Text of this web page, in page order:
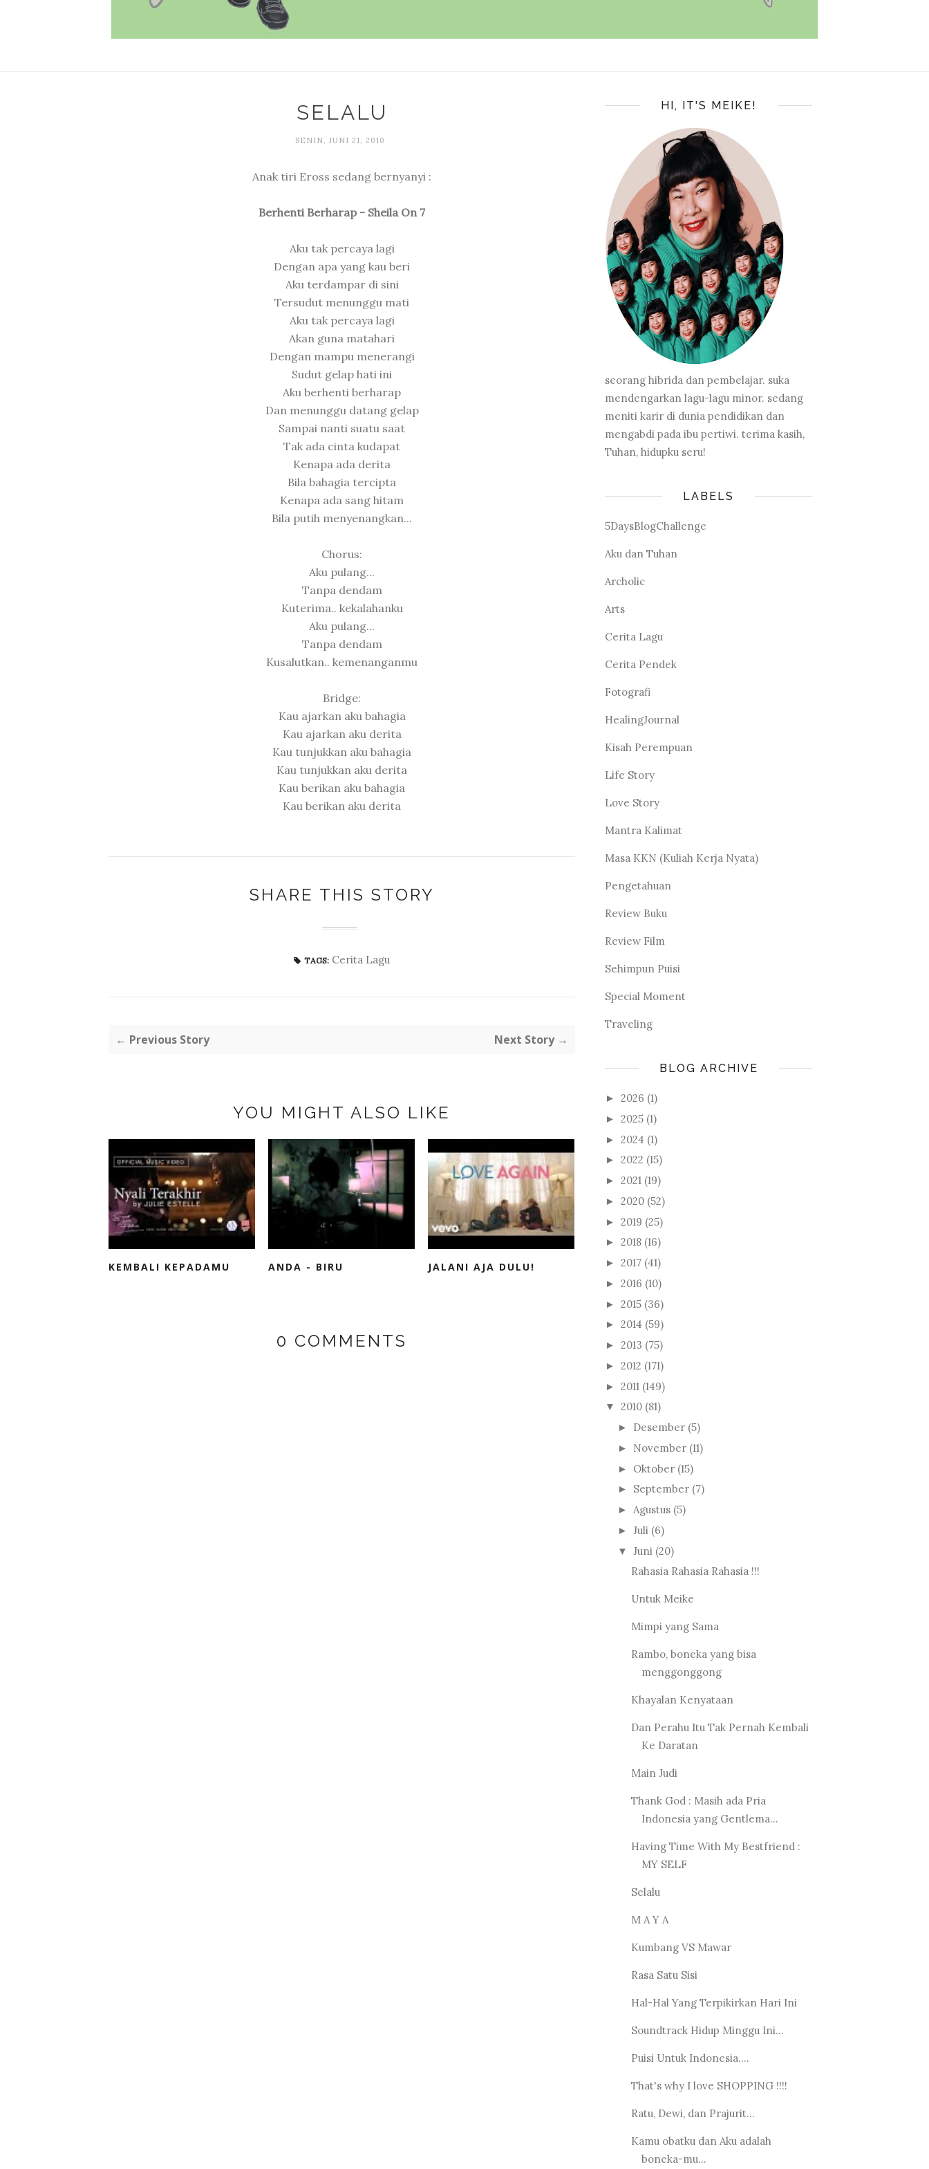
SELALU
SENIN, JUNI 21, 2010
Anak tiri Eross sedang bernyanyi :
Berhenti Berharap - Sheila On 7
Aku tak percaya lagi
Dengan apa yang kau beri
Aku terdampar di sini
Tersudut menunggu mati
Aku tak percaya lagi
Akan guna matahari
Dengan mampu menerangi
Sudut gelap hati ini
Aku berhenti berharap
Dan menunggu datang gelap
Sampai nanti suatu saat
Tak ada cinta kudapat
Kenapa ada derita
Bila bahagia tercipta
Kenapa ada sang hitam
Bila putih menyenangkan...
Chorus:
Aku pulang...
Tanpa dendam
Kuterima.. kekalahanku
Aku pulang...
Tanpa dendam
Kusalutkan.. kemenanganmu
Bridge:
Kau ajarkan aku bahagia
Kau ajarkan aku derita
Kau tunjukkan aku bahagia
Kau tunjukkan aku derita
Kau berikan aku bahagia
Kau berikan aku derita
SHARE THIS STORY
TAGS: Cerita Lagu
← Previous Story Next Story →
YOU MIGHT ALSO LIKE
KEMBALI KEPADAMU ANDA - BIRU JALANI AJA DULU!
0 COMMENTS
HI, IT'S MEIKE!
seorang hibrida dan pembelajar. suka
mendengarkan lagu-lagu minor. sedang
meniti karir di dunia pendidikan dan
mengabdi pada ibu pertiwi. terima kasih,
Tuhan, hidupku seru!
LABELS
5DaysBlogChallenge
Aku dan Tuhan
Archolic
Arts
Cerita Lagu
Cerita Pendek
Fotografi
HealingJournal
Kisah Perempuan
Life Story
Love Story
Mantra Kalimat
Masa KKN (Kuliah Kerja Nyata)
Pengetahuan
Review Buku
Review Film
Sehimpun Puisi
Special Moment
Traveling
BLOG ARCHIVE
► 2026 (1)
► 2025 (1)
► 2024 (1)
► 2022 (15)
► 2021 (19)
► 2020 (52)
► 2019 (25)
► 2018 (16)
► 2017 (41)
► 2016 (10)
► 2015 (36)
► 2014 (59)
► 2013 (75)
► 2012 (171)
► 2011 (149)
▼ 2010 (81)
► Desember (5)
► November (11)
► Oktober (15)
► September (7)
► Agustus (5)
► Juli (6)
▼ Juni (20)
Rahasia Rahasia Rahasia !!!
Untuk Meike
Mimpi yang Sama
Rambo, boneka yang bisa
menggonggong
Khayalan Kenyataan
Dan Perahu Itu Tak Pernah Kembali
Ke Daratan
Main Judi
Thank God : Masih ada Pria
Indonesia yang Gentlema...
Having Time With My Bestfriend :
MY SELF
Selalu
M A Y A
Kumbang VS Mawar
Rasa Satu Sisi
Hal-Hal Yang Terpikirkan Hari Ini
Soundtrack Hidup Minggu Ini...
Puisi Untuk Indonesia....
That's why I love SHOPPING !!!!
Ratu, Dewi, dan Prajurit...
Kamu obatku dan Aku adalah
boneka-mu...